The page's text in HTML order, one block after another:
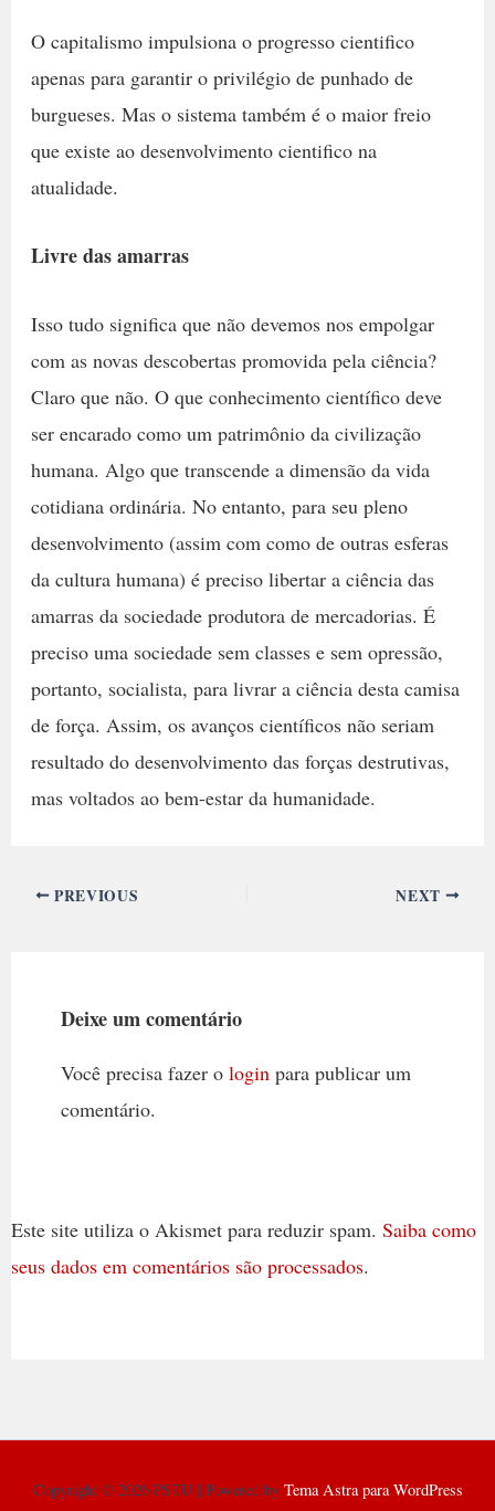
O capitalismo impulsiona o progresso cientifico
apenas para garantir o privilégio de punhado de
burgueses. Mas o sistema também é o maior freio
que existe ao desenvolvimento cientifico na
atualidade.
Livre das amarras
Isso tudo significa que não devemos nos empolgar
com as novas descobertas promovida pela ciência?
Claro que não. O que conhecimento científico deve
ser encarado como um patrimônio da civilização
humana. Algo que transcende a dimensão da vida
cotidiana ordinária. No entanto, para seu pleno
desenvolvimento (assim com como de outras esferas
da cultura humana) é preciso libertar a ciência das
amarras da sociedade produtora de mercadorias. É
preciso uma sociedade sem classes e sem opressão,
portanto, socialista, para livrar a ciência desta camisa
de força. Assim, os avanços científicos não seriam
resultado do desenvolvimento das forças destrutivas,
mas voltados ao bem-estar da humanidade.
PREVIOUS NEXT
Deixe um comentário
Você precisa fazer o login para publicar um
comentário.
Este site utiliza o Akismet para reduzir spam. Saiba como
seus dados em comentários são processados.
Copyright © 2026 PSTU | Powered by Tema Astra para WordPress